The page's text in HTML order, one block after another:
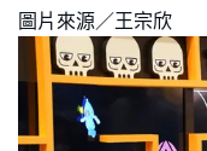
圖片來源／王宗欣